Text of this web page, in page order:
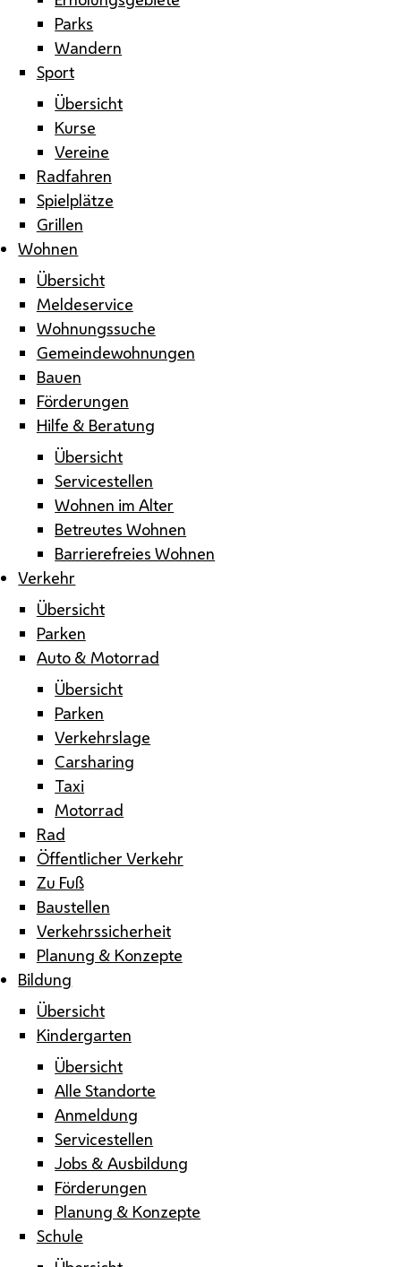
Parks
Wandern
Sport
Übersicht
Kurse
Vereine
Radfahren
Spielplätze
Grillen
Wohnen
Übersicht
Meldeservice
Wohnungssuche
Gemeindewohnungen
Bauen
Förderungen
Hilfe & Beratung
Übersicht
Servicestellen
Wohnen im Alter
Betreutes Wohnen
Barrierefreies Wohnen
Verkehr
Übersicht
Parken
Auto & Motorrad
Übersicht
Parken
Verkehrslage
Carsharing
Taxi
Motorrad
Rad
Öffentlicher Verkehr
Zu Fuß
Baustellen
Verkehrssicherheit
Planung & Konzepte
Bildung
Übersicht
Kindergarten
Übersicht
Alle Standorte
Anmeldung
Servicestellen
Jobs & Ausbildung
Förderungen
Planung & Konzepte
Schule